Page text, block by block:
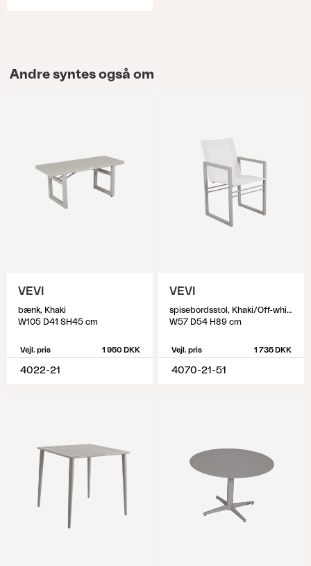
Andre syntes også om
VEVI
bænk, Khaki
W105 D41 SH45 cm
Vejl. pris 1 950 DKK
4022-21
VEVI
spisebordsstol, Khaki/Off-white
W57 D54 H89 cm
Vejl. pris 1 735 DKK
4070-21-51